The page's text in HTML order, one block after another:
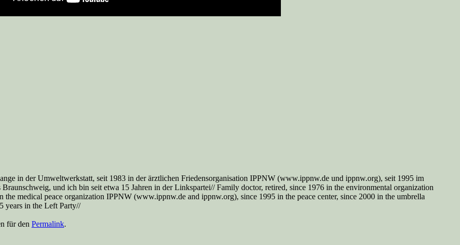
in der Umweltwerkstatt, seit 1983 in der ärztlichen Friedensorganisation IPPNW (www.ippnw.de und ippnw.org), seit 1995 im
und ich bin seit etwa 15 Jahren in der Linkspartei// Family doctor, retired, since 1976 in the environmental organization
medical peace organization IPPNW (www.ippnw.de and ippnw.org), since 1995 in the peace center, since 2000 in the umbrella
years in the Left Party//
für den Permalink.